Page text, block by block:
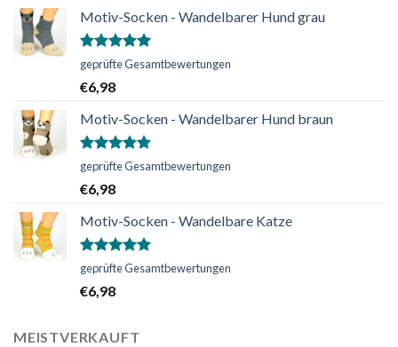
Motiv-Socken - Wandelbarer Hund grau
Bewertet
mit
von 5
geprüfte Gesamtbewertungen
€6,98
Motiv-Socken - Wandelbarer Hund braun
Bewertet
von 5
geprüfte Gesamtbewertungen
€6,98
Motiv-Socken - Wandelbare Katze
Bewertet
von 5
geprüfte Gesamtbewertungen
€6,98
MEISTVERKAUFT